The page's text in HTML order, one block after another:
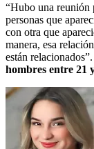
“Hubo una reunión
personas que
con otra que
manera, esa
están relacionados”.
hombres entre 21